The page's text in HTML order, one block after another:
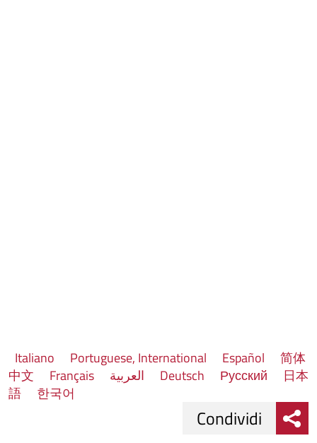
Italiano Portuguese, International Español
简体
中文
Français العربية Deutsch Русский
日本
語
한국어
Condividi